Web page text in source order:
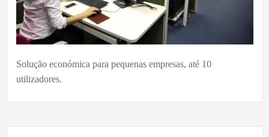
Solução económica para pequenas empresas, até 10
utilizadores.